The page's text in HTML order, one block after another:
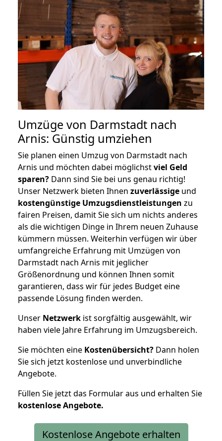
Umzüge von Darmstadt nach
Arnis: Günstig umziehen
Sie planen einen Umzug von Darmstadt nach
Arnis und möchten dabei möglichstviel Geld
sparen? Dann sind Sie bei uns genau richtig!
Unser Netzwerk bieten Ihnen zuverlässige und
kostengünstige Umzugsdienstleistungen zu
fairen Preisen, damit Sie sich um nichts anderes
als die wichtigen Dinge in Ihrem neuen Zuhause
kümmern müssen. Weiterhin verfügen wir über
umfangreiche Erfahrung mit Umzügen von
Darmstadt nach Arnis mit jeglicher
Größenordnung und können Ihnen somit
garantieren, dass wir für jedes Budget eine
passende Lösung finden werden.
Unser Netzwerk ist sorgfältig ausgewählt, wir
haben viele Jahre Erfahrung im Umzugsbereich.
Sie möchten eine Kostenübersicht? Dann holen
Sie sich jetzt kostenlose und unverbindliche
Angebote.
Füllen Sie jetzt das Formular aus und erhalten Sie
kostenloseAngebote.
Kostenlose Angebote erhalten